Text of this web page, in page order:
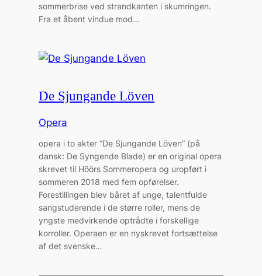
sommerbrise ved strandkanten i skumringen.
Fra et åbent vindue mod…
De Sjungande Löven
Opera
opera i to akter “De Sjungande Löven” (på
dansk: De Syngende Blade) er en original opera
skrevet til Höörs Sommeropera og uropført i
sommeren 2018 med fem opførelser.
Forestillingen blev båret af unge, talentfulde
sangstuderende i de større roller, mens de
yngste medvirkende optrådte i forskellige
korroller. Operaen er en nyskrevet fortsættelse
af det svenske…